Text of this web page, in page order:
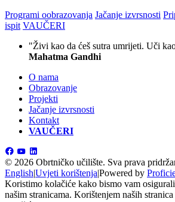
Programi oobrazovanja Jačanje izvrsnosti
ispit VAUČERI
"Živi kao da ćeš sutra umrijeti. Uči
Mahatma Gandhi
O nama
Obrazovanje
Projekti
Jačanje izvrsnosti
Kontakt
VAUČERI
© 2026 Obrtničko učilište. Sva prava
English|Uvjeti korištenja|Powered by
Koristimo kolačiće kako bismo vam
našim stranicama. Korištenjem naših